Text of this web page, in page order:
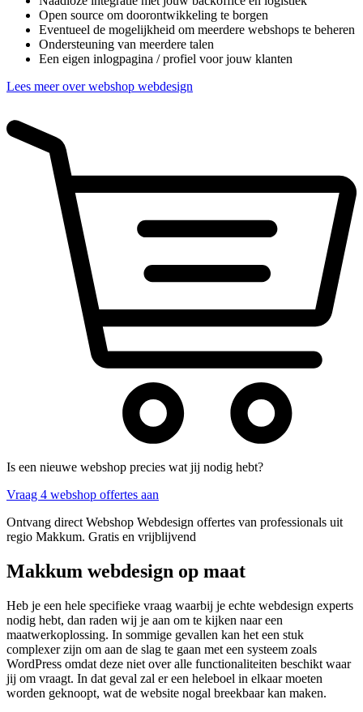
Open source om doorontwikkeling te borgen
Eventueel de mogelijkheid om meerdere webshops te beheren
Ondersteuning van meerdere talen
Een eigen inlogpagina / profiel voor jouw klanten
Lees meer over webshop webdesign
Is een nieuwe webshop precies wat jij nodig hebt?
Vraag 4 webshop offertes aan
Ontvang direct Webshop Webdesign offertes van professionals uit
regio Makkum. Gratis en vrijblijvend
Makkum webdesign op maat
Heb je een hele specifieke vraag waarbij je echte webdesign experts
nodig hebt, dan raden wij je aan om te kijken naar een
maatwerkoplossing. In sommige gevallen kan het een stuk
complexer zijn om aan de slag te gaan met een systeem zoals
WordPress omdat deze niet over alle functionaliteiten beschikt waar
jij om vraagt. In dat geval zal er een heleboel in elkaar moeten
worden geknoopt, wat de website nogal breekbaar kan maken.